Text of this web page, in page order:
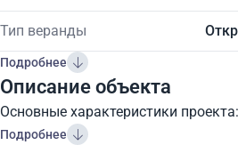
Тип веранды
Подробнее
Описание объекта
Основные характеристики проекта:
Подробнее